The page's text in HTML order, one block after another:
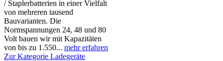
/ Staplerbatterien in einer Vielfalt
von mehreren tausend
Bauvarianten. Die
Normspannungen 24, 48 und 80
Volt bauen wir mit Kapazitäten
von bis zu 1.550... mehr erfahren
Zur Kategorie Ladegeräte